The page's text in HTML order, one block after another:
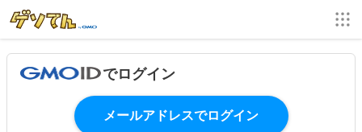
でログイン